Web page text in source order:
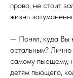
право, не стоит
жизнь
— Понял, куда Вы
остальным?
самому пьющему,
детям пьющего,